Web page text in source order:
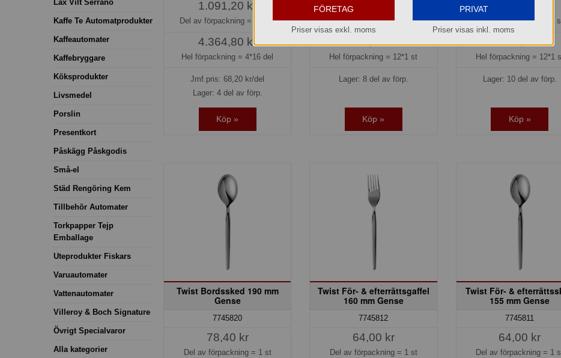
Lax Vilt Serrano
Kaffe Te Automatprodukter
Kaffeautomater
Kaffebryggare
Köksprodukter
Livsmedel
Porslin
Presentkort
Påskägg Påskgodis
Små-el
Städ Rengöring Kem
Tillbehör Automater
Torkpapper Tejp
Emballage
Uteprodukter Fiskars
Varuautomater
Vattenautomater
Villeroy & Boch Signature
Övrigt Specialvaror
Alla kategorier
1.091,20 kr
Del av förpackning = 16 del
4.364,80 kr
Hel förpackning =4*16 del
Jmf.pris:68,20 kr/del
Lager: 4 del av förp.
Köp »
78,40 kr
Del av förpackning = 1 st
940,80 kr
Hel förpackning = 12*1 st
Lager: 8 del av förp.
Köp »
Del av förpackning = 1
1.094,40 kr
Hel förpackning = 12*1
Lager: 10 del av förp.
Köp »
Twist Bordssked 190 mm
Gense
7745820
78,40 kr
Del av förpackning = 1 st
Twist För- & efterrättsgaffel
160 mm Gense
7745812
64,00 kr
Del av förpackning = 1 st
Twist För- &
155 mm Gense
7745811
64,00 kr
Del av förpackning = 1
FÖRETAG
Priser visas exkl. moms
PRIVAT
Priser visas inkl. moms